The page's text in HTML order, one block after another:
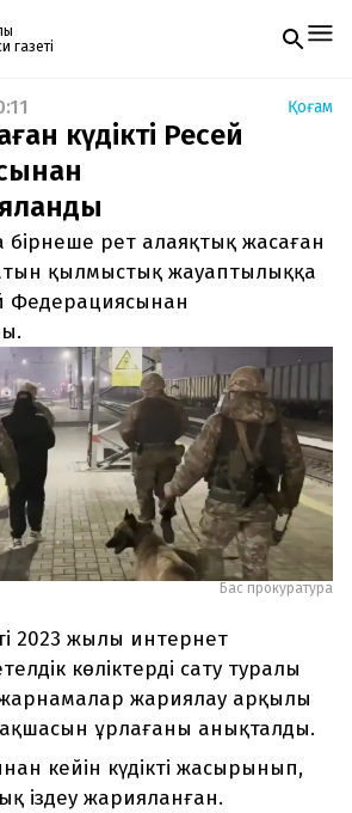
газеті
ай сайын электронды
Жаңа нөмір
жіберіледі. Тек email
өзіміз жібереміз.
Қоғам
күдікті Ресей
бірнеше рет алаяқтық жасаған
қылмыстық жауаптылыққа
Федерациясынан
Бас прокуратура
2023 жылы интернет
көліктерді сату туралы
жариялау арқылы
ұрлағаны анықталды.
кейін күдікті жасырынып,
іздеу жарияланған.